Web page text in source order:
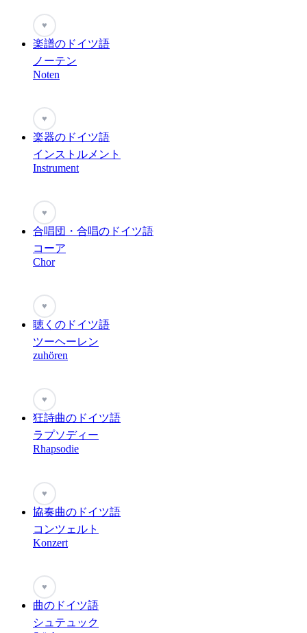
♥
楽譜のドイツ語
ノーテン
Noten
♥
楽器のドイツ語
インストルメント
Instrument
♥
合唱団・合唱のドイツ語
コーア
Chor
♥
聴くのドイツ語
ツーヘーレン
zuhören
♥
狂詩曲のドイツ語
ラプソディー
Rhapsodie
♥
協奏曲のドイツ語
コンツェルト
Konzert
♥
曲のドイツ語
シュテュック